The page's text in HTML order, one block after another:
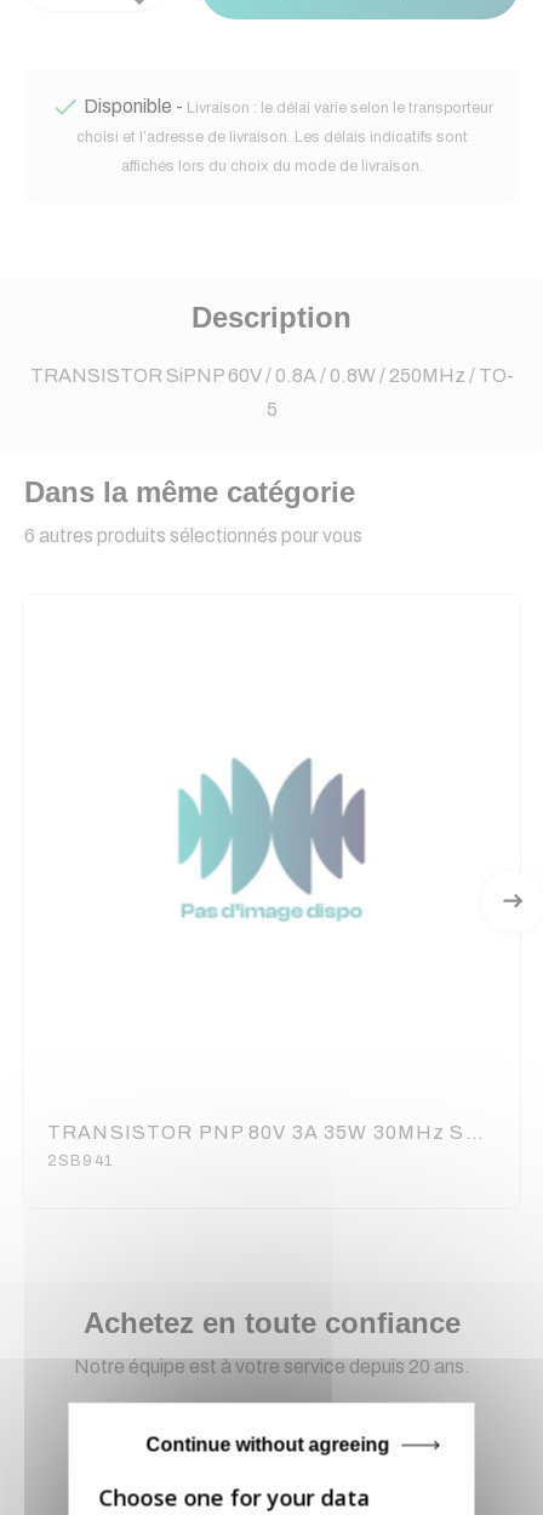
 Disponible - Livraison : le délai varie selon le transporteur
choisi et l’adresse de livraison. Les délais indicatifs sont
affichés lors du choix du mode de livraison.
Description
TRANSISTOR SiPNP 60V / 0.8A / 0.8W / 250MHz / TO-
5
Dans la même catégorie
6 autres produits sélectionnés pour vous
2SB941
Achetez en toute confiance
Notre équipe est à votre service depuis 20 ans.
Retirer vos produits
Continue without agreeing